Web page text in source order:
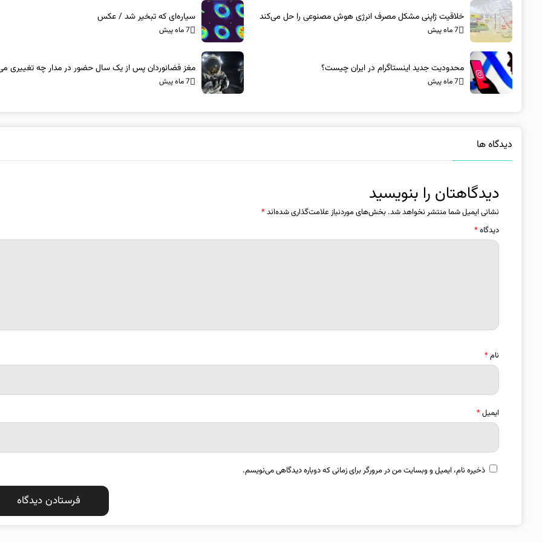
خلاقیت ژاپنی مشکل مصرف انرژی هوش مصنوعی را حل می‌کند
7 ماه پیش
سیاره‌ای که تبخیر شد / عکس
7 ماه پیش
محدودیت جدید اینستاگرام در ایران چیست؟
7 ماه پیش
مغز فضانوردان پس از یک سال حضور در مدار چه تغییری
7 ماه پیش
دیدگاه ها
دیدگاهتان را بنویسید
نشانی ایمیل شما منتشر نخواهد شد. بخش‌های موردنیاز علامت‌گذاری شده‌اند*
دیدگاه*
نام*
ایمیل*
ذخیره نام، ایمیل و وبسایت من در مرورگر برای زمانی که دوباره دیدگاهی می‌نویسم.